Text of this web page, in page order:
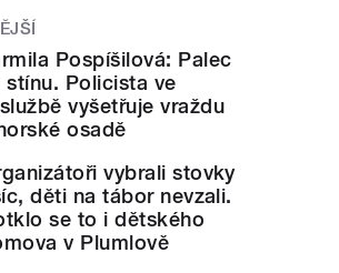
Pospíšilová: Palec
stínu. Policista ve
vyšetřuje vraždu
osadě
vybrali stovky
děti na tábor nevzali.
se to i dětského
v Plumlově